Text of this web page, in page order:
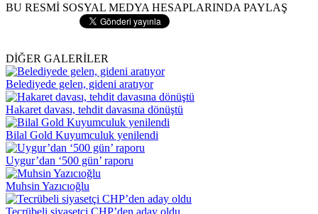
BU RESMİ SOSYAL MEDYA HESAPLARINDA PAYLAŞ
DİĞER GALERİLER
Belediyede gelen, gideni aratıyor
Hakaret davası, tehdit davasına dönüştü
Bilal Gold Kuyumculuk yenilendi
Uygur’dan ‘500 gün’ raporu
Muhsin Yazıcıoğlu
Tecrübeli siyasetçi CHP’den aday oldu